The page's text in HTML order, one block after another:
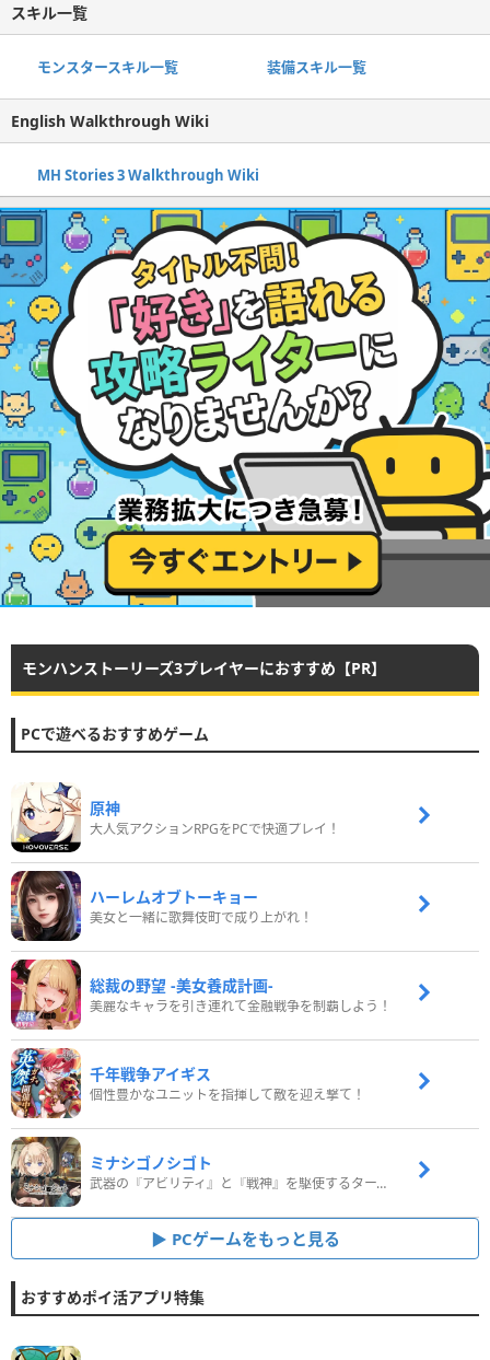
スキル一覧
モンスタースキル一覧 装備スキル一覧
English Walkthrough Wiki
MH Stories 3 Walkthrough Wiki
モンハンストーリーズ3プレイヤーにおすすめ【PR】
PCで遊べるおすすめゲーム
原神
大人気アクションRPGをPCで快適プレイ！
ハーレムオブトーキョー
美女と一緒に歌舞伎町で成り上がれ！
総裁の野望 -美女養成計画-
美麗なキャラを引き連れて金融戦争を制覇しよう！
千年戦争アイギス
個性豊かなユニットを指揮して敵を迎え撃て！
ミナシゴノシゴト
武器の『アビリティ』と『戦神』を駆使するターン制コマンドバトルRPG！
PCゲームをもっと見る
おすすめポイ活アプリ特集